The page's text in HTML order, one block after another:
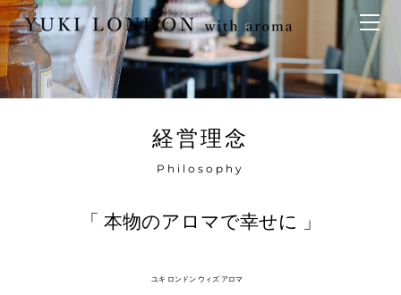
経営理念
Philosophy
「 本物のアロマで幸せに 」
ユキ ロンドン ウィズ アロマ
最新情報
トピックス
メディア情報
事業内容
アロマイベント／講習会
出張アロマ空間
アロマセレモニー《ゲスト参加型演出》
aroma bar【完全会員制】
アロマ空間デザイン
アロマ空間無料体験お申込みフォーム
会社概要
代表の想い
ONLINE SHOP
オリジナル商品
アロマコラム